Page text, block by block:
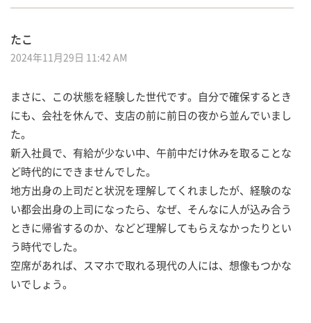
たこ
2024年11月29日 11:42 AM
まさに、この状態を経験した世代です。自分で確保するとき
にも、会社を休んで、支店の前に前日の夜から並んでいまし
た。
新入社員で、有給が少ない中、午前中だけ休みを取ることな
ど時代的にできませんでした。
地方出身の上司だと状況を理解してくれましたが、経験のな
い都会出身の上司になったら、なぜ、そんなに人が込み合う
ときに帰省するのか、などど理解してもらえなかったりとい
う時代でした。
空席があれば、スマホで取れる現代の人には、想像もつかな
いでしょう。